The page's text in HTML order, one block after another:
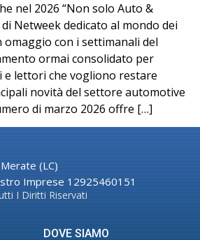
nel 2026 “Non solo Auto &
Netweek dedicato al mondo dei
con i settimanali del
ormai consolidato per
e lettori che vogliono restare
novità del settore automotive
di marzo 2026 offre […]
(LC)
Imprese 12925460151
I Diritti Riservati
DOVE SIAMO